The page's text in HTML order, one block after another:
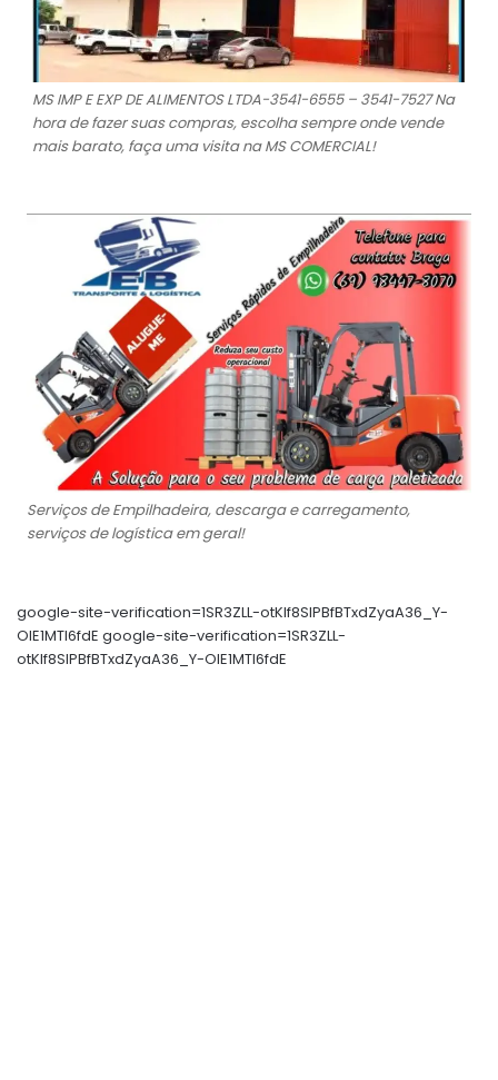
MS IMP E EXP DE ALIMENTOS LTDA-3541-6555 – 3541-7527 Na
hora de fazer suas compras, escolha sempre onde vende
mais barato, faça uma visita na MS COMERCIAL!
Serviços de Empilhadeira, descarga e carregamento,
serviços de logística em geral!
google-site-verification=1SR3ZLL-otKIf8SlPBfBTxdZyaA36_Y-
OIE1MTl6fdE google-site-verification=1SR3ZLL-
otKIf8SlPBfBTxdZyaA36_Y-OIE1MTl6fdE